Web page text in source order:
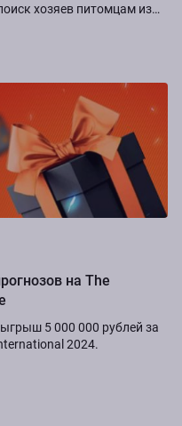
хозяев питомцам из
на The
5 000 000 рублей за
2024.